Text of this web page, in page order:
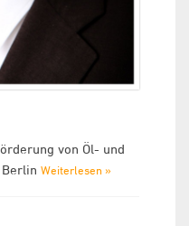
von Öl- und
Berlin Weiterlesen »